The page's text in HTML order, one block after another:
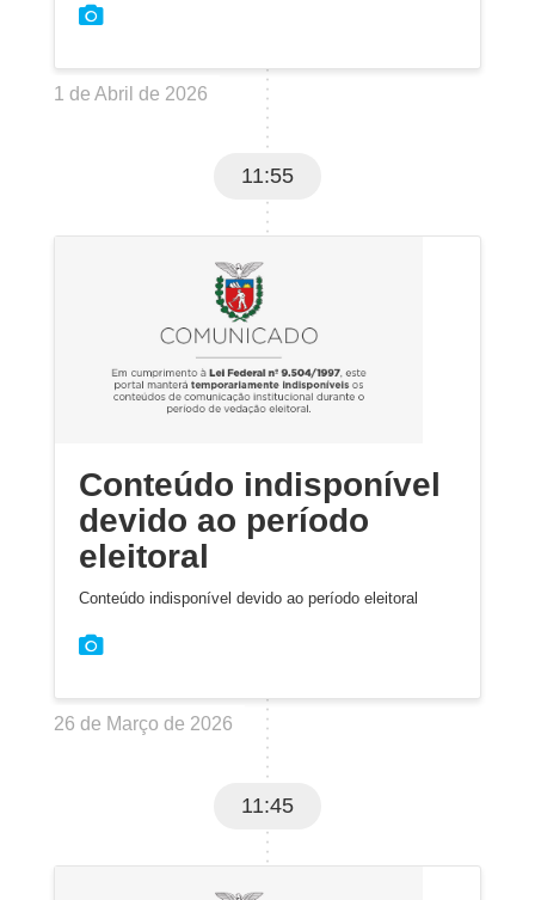
1 de Abril de 2026
11:55
Conteúdo indisponível
devido ao período
eleitoral
Conteúdo indisponível devido ao período eleitoral
26 de Março de 2026
11:45